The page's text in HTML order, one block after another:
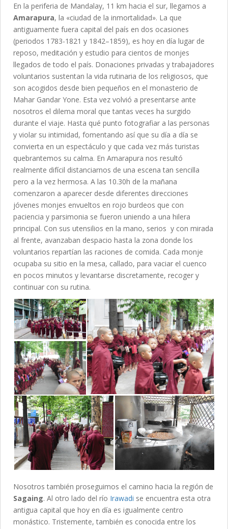
En la periferia de Mandalay, 11 km hacia el sur, llegamos a
Amarapura, la «ciudad de la inmortalidad». La que
antiguamente fuera capital del país en dos ocasiones
(periodos 1783-1821 y 1842–1859), es hoy en día lugar de
reposo, meditación y estudio para cientos de monjes
llegados de todo el país. Donaciones privadas y trabajadores
voluntarios sustentan la vida rutinaria de los religiosos, que
son acogidos desde bien pequeños en el monasterio de
Mahar Gandar Yone. Esta vez volvió a presentarse ante
nosotros el dilema moral que tantas veces ha surgido
durante el viaje. Hasta qué punto fotografiar a las personas
y violar su intimidad, fomentando así que su día a día se
convierta en un espectáculo y que cada vez más turistas
quebrantemos su calma. En Amarapura nos resultó
realmente difícil distanciarnos de una escena tan sencilla
pero a la vez hermosa. A las 10.30h de la mañana
comenzaron a aparecer desde diferentes direcciones
jóvenes monjes envueltos en rojo burdeos que con
paciencia y parsimonia se fueron uniendo a una hilera
principal. Con sus utensilios en la mano, serios y con mirada
al frente, avanzaban despacio hasta la zona donde los
voluntarios repartían las raciones de comida. Cada monje
ocupaba su sitio en la mesa, callado, para vaciar el cuenco
en pocos minutos y levantarse discretamente, recoger y
continuar con su rutina.
Nosotros también proseguimos el camino hacia la región de
Sagaing. Al otro lado del río Irawadi se encuentra esta otra
antigua capital que hoy en día es igualmente centro
monástico. Tristemente, también es conocida entre los